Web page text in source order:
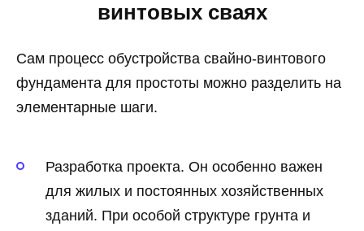
винтовых сваях
Сам процесс обустройства свайно-винтового
фундамента для простоты можно разделить на
элементарные шаги.
Разработка проекта. Он особенно важен
для жилых и постоянных хозяйственных
зданий. При особой структуре грунта и